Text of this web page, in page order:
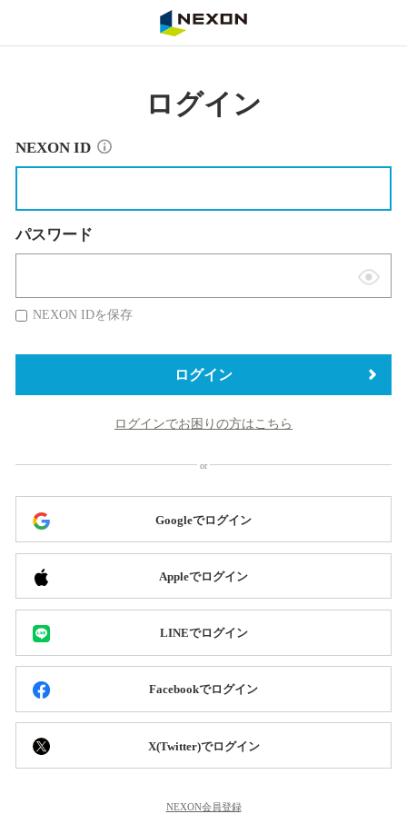
ログイン
NEXON ID
パスワード
表
替
NEXON IDを保存
ログイン
ログインでお困りの方はこちら
Googleでログイン
Appleでログイン
LINEでログイン
Facebookでログイン
X(Twitter)でログイン
NEXON会員登録